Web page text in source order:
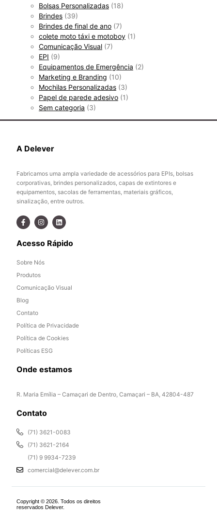
Bolsas Personalizadas (18)
Brindes (39)
Brindes de final de ano (7)
colete moto táxi e motoboy (1)
Comunicação Visual (7)
EPI (9)
Equipamentos de Emergência (2)
Marketing e Branding (10)
Mochilas Personalizadas (3)
Papel de parede adesivo (1)
Sem categoria (3)
A Delever
Fabricamos uma ampla variedade de acessórios para EPIs, bolsas
corporativas, brindes personalizados, capas de extintores e
equipamentos, sacolas de ferramentas, materiais gráficos,
sinalização, entre outros.
Acesso Rápido
Sobre Nós
Produtos
Comunicação Visual
Blog
Contato
Política de Privacidade
Política de Cookies
Políticas ESG
Onde estamos
R. Maria Emília – Camaçari de Dentro, Camaçari – BA, 42804-487
Contato
(71) 3621-0083
(71) 3621-2164
(71) 9 9934-7239
comercial@delever.com.br
Copyright © 2026. Todos os direitos
reservados Delever.